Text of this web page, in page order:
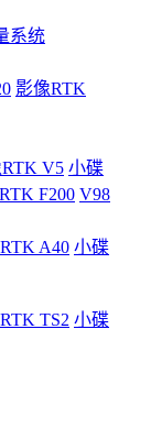
系统
影像RTK
V5 小碟
F200 V98
A40 小碟
TS2 小碟